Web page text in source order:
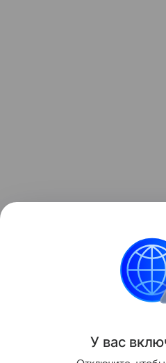
Ранее рекордные засухи
немецких кораблей у
У вас